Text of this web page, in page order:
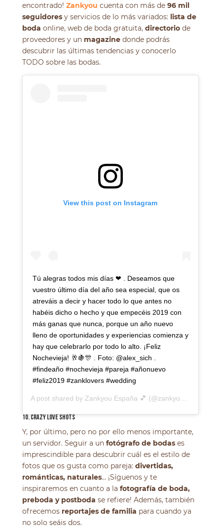
encontrado! Zankyou cuenta con más de 96 mil
seguidoresy servicios de lo más variados: lista de
boda online, web de boda gratuita, directoriode
proveedores y unmagazinedonde podrás
descubrir las últimas tendencias y conocerlo
TODO sobre las bodas.
View this post on Instagram
Tú alegras todos mis días ❤ . Deseamos que
vuestro último día del año sea especial, que os
atreváis a decir y hacer todo lo que antes no
habéis dicho o hecho y que empecéis 2019 con
más ganas que nunca, porque un año nuevo
lleno de oportunidades y experiencias comienza y
hay que celebrarlo por todo lo alto. ¡Feliz
Nochevieja! 🥂🍇🎊 . Foto: @alex_sich .
#findeaño #nochevieja #pareja #añonuevo
#feliz2019 #zanklovers #wedding
A post shared by Zankyou España 💕 (@zankyou_bodas) on
10. CRAZY LOVE SHOTS
Y, por último, pero no por ello menos importante,
un servidor. Seguir a unfotógrafo de bodases
imprescindible para descubrir cuál es el estilo de
fotos que os gusta como pareja: divertidas,
románticas, naturales… ¡Síguenos y te
inspiraremos en cuanto a la fotografía de boda,
preboda y postboda se refiere! Además, también
ofrecemos reportajes de familia para cuando ya
no solo seáis dos.